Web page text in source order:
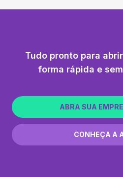
Tudo pronto para
forma rápida e
ABRA SUA
CONHEÇA A